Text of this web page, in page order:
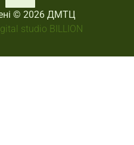
© 2026 ДМТЦ
studio BILLION